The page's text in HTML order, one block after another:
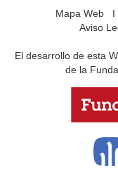
Mapa WebI
Aviso
El desarrollo de esta
de la